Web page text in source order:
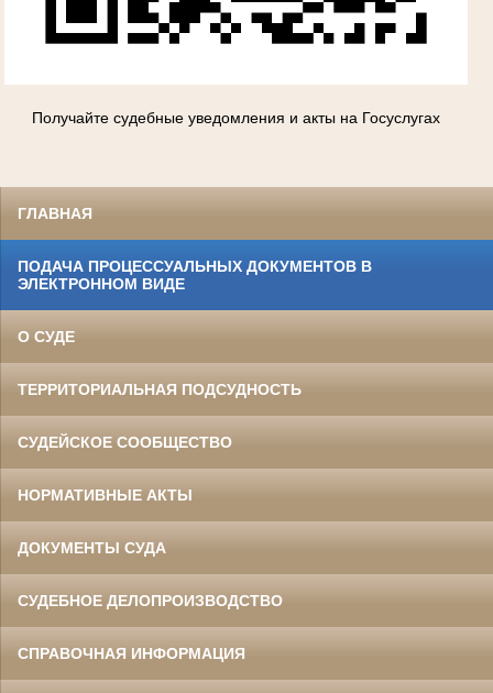
Получайте судебные уведомления и акты на Госуслугах
ГЛАВНАЯ
ПОДАЧА ПРОЦЕССУАЛЬНЫХ ДОКУМЕНТОВ В
ЭЛЕКТРОННОМ ВИДЕ
О СУДЕ
ТЕРРИТОРИАЛЬНАЯ ПОДСУДНОСТЬ
СУДЕЙСКОЕ СООБЩЕСТВО
НОРМАТИВНЫЕ АКТЫ
ДОКУМЕНТЫ СУДА
СУДЕБНОЕ ДЕЛОПРОИЗВОДСТВО
СПРАВОЧНАЯ ИНФОРМАЦИЯ